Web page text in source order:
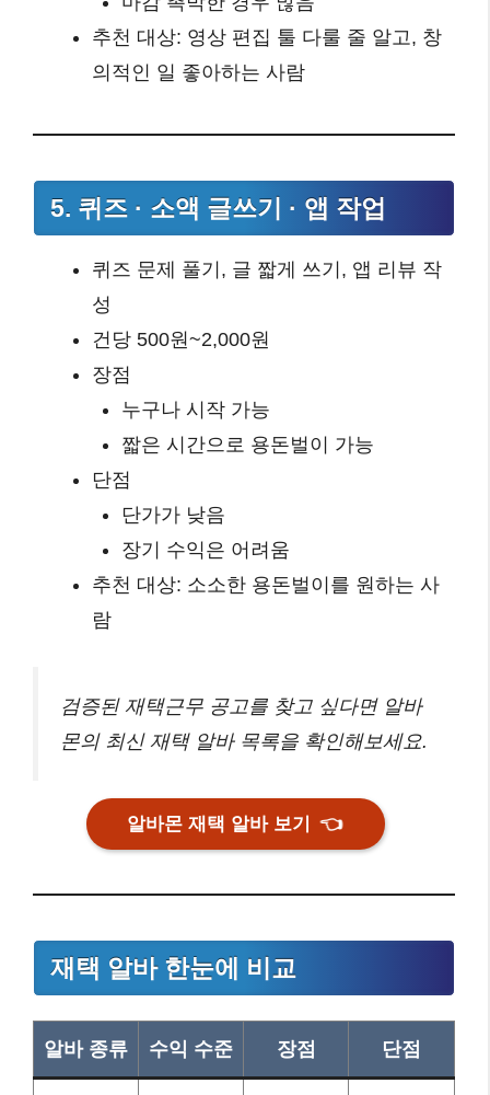
추천 대상: 영상 편집 툴 다룰 줄 알고, 창
의적인 일 좋아하는 사람
5. 퀴즈 · 소액 글쓰기 · 앱 작업
퀴즈 문제 풀기, 글 짧게 쓰기, 앱 리뷰 작
성
건당 500원~2,000원
장점
누구나 시작 가능
짧은 시간으로 용돈벌이 가능
단점
단가가 낮음
장기 수익은 어려움
추천 대상: 소소한 용돈벌이를 원하는 사
람
검증된 재택근무 공고를 찾고 싶다면 알바
몬의 최신 재택 알바 목록을 확인해보세요.
알바몬 재택 알바 보기👈
재택 알바 한눈에 비교
알바 종류 수익 수준 장점 단점